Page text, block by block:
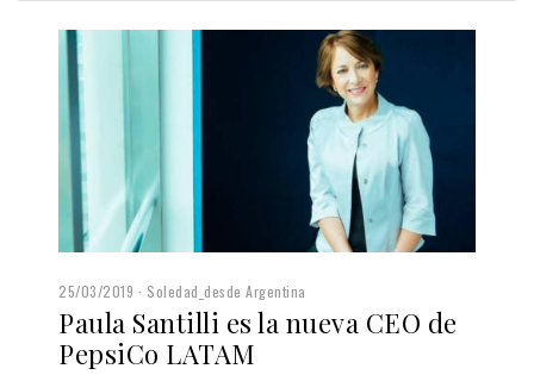
25/03/2019 Soledad_desde Argentina
Paula Santilli es la nueva CEO de
PepsiCo LATAM